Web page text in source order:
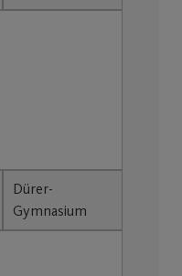
Dürer-
Gymnasium